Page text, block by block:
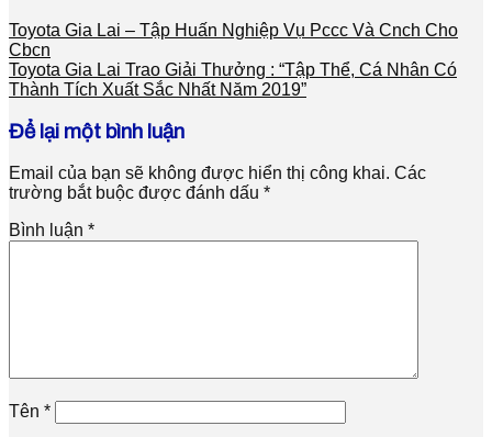
Toyota Gia Lai – Tập Huấn Nghiệp Vụ Pccc Và Cnch Cho
Cbcn
Toyota Gia Lai Trao Giải Thưởng : “Tập Thể, Cá Nhân Có
Thành Tích Xuất Sắc Nhất Năm 2019”
Để lại một bình luận
Email của bạn sẽ không được hiển thị công khai. Các
trường bắt buộc được đánh dấu *
Bình luận *
Tên *